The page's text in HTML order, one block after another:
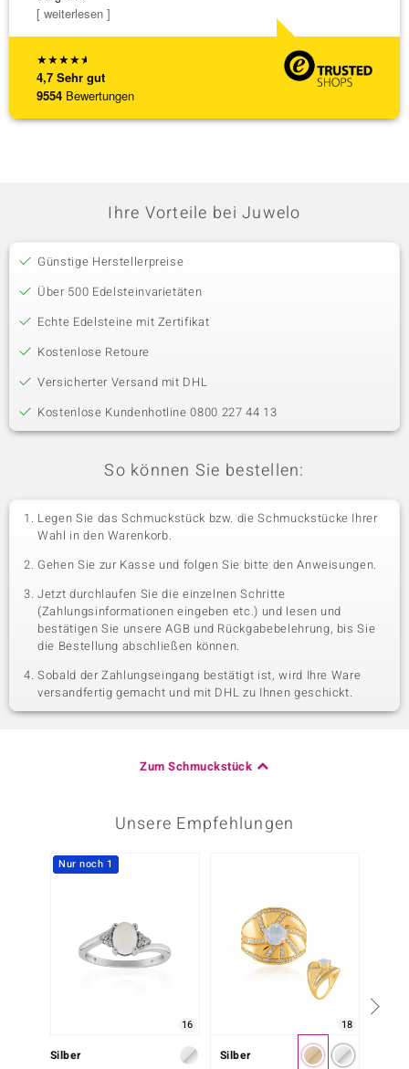
★★★★★
4,7 Sehr gut
9554 Bewertungen
[ weiterlesen ]
Ihre Vorteile bei Juwelo
Günstige Herstellerpreise
Über 500 Edelsteinvarietäten
Echte Edelsteine mit Zertifikat
Kostenlose Retoure
Versicherter Versand mit DHL
Kostenlose Kundenhotline 0800 227 44 13
So können Sie bestellen:
Legen Sie das Schmuckstück bzw. die Schmuckstücke Ihrer
Wahl in den Warenkorb.
Gehen Sie zur Kasse und folgen Sie bitte den Anweisungen.
Jetzt durchlaufen Sie die einzelnen Schritte
(Zahlungsinformationen eingeben etc.) und lesen und
bestätigen Sie unsere AGB und Rückgabebelehrung, bis Sie
die Bestellung abschließen können.
Sobald der Zahlungseingang bestätigt ist, wird Ihre Ware
versandfertig gemacht und mit DHL zu Ihnen geschickt.
Zum Schmuckstück
Unsere Empfehlungen
Nur noch 1
16
Silber
18
Silber